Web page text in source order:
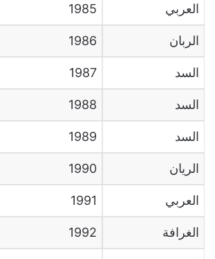
العربي 1985
الربان 1986
السد 1987
السد 1988
السد 1989
الريان 1990
العربي 1991
الغرافة 1992